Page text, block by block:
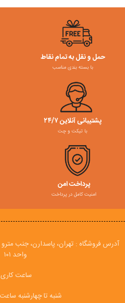
حمل و نقل به تمام نقاط
با بسته بندی مناسب
پشتیبانی آنلاین ۲۴/۷
با تیکت و چت
پرداخت امن
امنیت کامل در پرداخت
آدرس فروشگاه : تهران، پاسدارن، جنب مترو
واحد ۱۰۱
ساعت
شنبه تا چهارشنبه ساعت 14 الی